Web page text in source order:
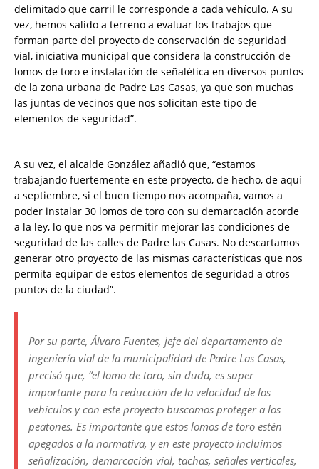
delimitado que carril le corresponde a cada vehículo. A su
vez, hemos salido a terreno a evaluar los trabajos que
forman parte del proyecto de conservación de seguridad
vial, iniciativa municipal que considera la construcción de
lomos de toro e instalación de señalética en diversos puntos
de la zona urbana de Padre Las Casas, ya que son muchas
las juntas de vecinos que nos solicitan este tipo de
elementos de seguridad”.
A su vez, el alcalde González añadió que, “estamos
trabajando fuertemente en este proyecto, de hecho, de aquí
a septiembre, si el buen tiempo nos acompaña, vamos a
poder instalar 30 lomos de toro con su demarcación acorde
a la ley, lo que nos va permitir mejorar las condiciones de
seguridad de las calles de Padre las Casas. No descartamos
generar otro proyecto de las mismas características que nos
permita equipar de estos elementos de seguridad a otros
puntos de la ciudad”.
Por su parte, Álvaro Fuentes, jefe del departamento de
ingeniería vial de la municipalidad de Padre Las Casas,
precisó que, “el lomo de toro, sin duda, es super
importante para la reducción de la velocidad de los
vehículos y con este proyecto buscamos proteger a los
peatones. Es importante que estos lomos de toro estén
apegados a la normativa, y en este proyecto incluimos
señalización, demarcación vial, tachas, señales verticales,